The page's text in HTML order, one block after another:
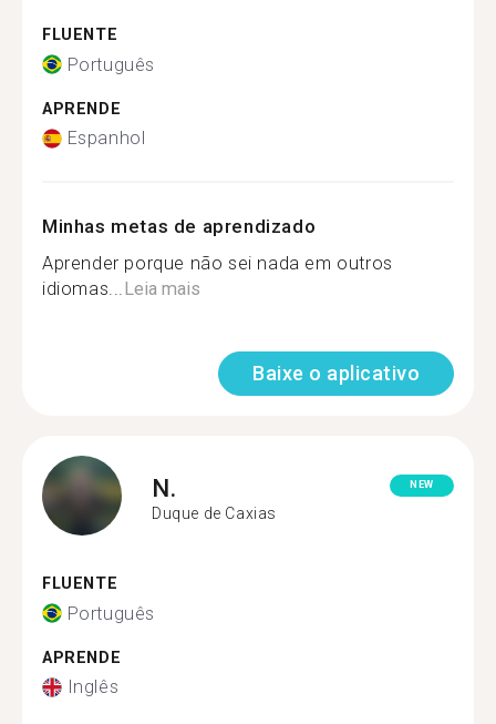
FLUENTE
Português
APRENDE
Espanhol
Minhas metas de aprendizado
Aprender porque não sei nada em outros
idiomas...Leia mais
Baixe o aplicativo
N.
Duque de Caxias
NEW
FLUENTE
Português
APRENDE
Inglês